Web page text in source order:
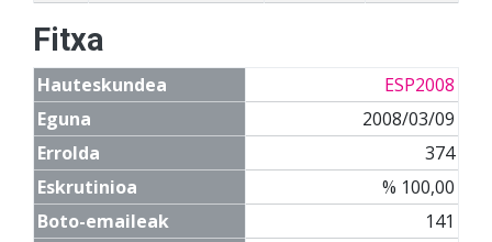
Fitxa
Hauteskundea
ESP2008
Eguna
2008/03/09
Errolda
374
Eskrutinioa
% 100,00
Boto-emaileak
141